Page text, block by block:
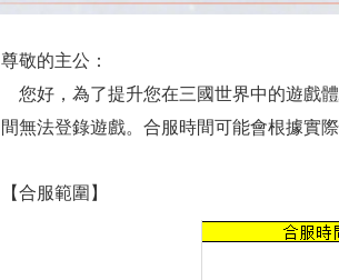
尊敬的主公：
您好，為了提升您在三國世界中的遊戲
間無法登錄遊戲。合服時間可能會根據實
【合服範圍】